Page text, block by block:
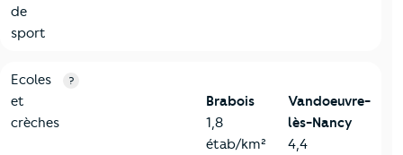
de
sport
4-Education
Critères
Ecoles
et
crèches
?
Brabois
1,8
étab/km²
Vandoeuvre-
lès-Nancy
4,4